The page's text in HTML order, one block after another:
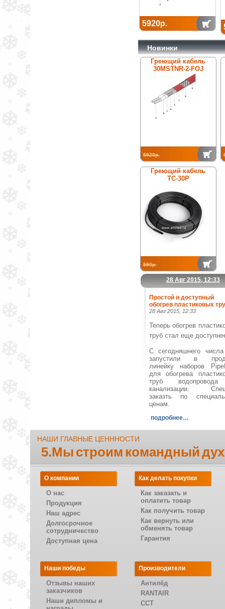
5920р.
Новинки
Греющий кабель
30MSTNR-2-FOJ
5920р.
Греющий кабель
ТС-30Р
590р.
28 Авг 2015, 12:33
Простой и доступный
обогрев пластиковых
28 Авг 2015, 12:33
Теперь обогрев
труб стал еще
С сегодняшнего
запустили в
линейку наборов
для обогрева
труб
канализации.
заказть по
ценам.
подробнее…
НАШИ ГЛАВНЫЕ ЦЕНННОСТИ
5.Мы строим командный
О компании
О нас
Продукция
Наш адрес
Долгосрочное
сотрудничество
Доступная цена
Как делать покупки
Как заказать и
оплатить товар
Как получить товар
Как вернуть или
обменять товар
Гарантия
Наши победы
Отзывы наших
заказчиков
Наши дипломы и
Производители
Антилёд
RANTAIR
CCT